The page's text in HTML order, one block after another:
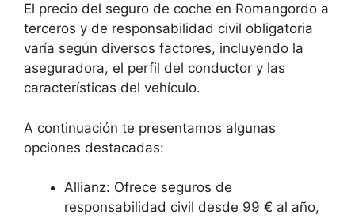
El precio del seguro de coche en Romangordo a
terceros y de responsabilidad civil obligatoria
varía según diversos factores, incluyendo la
aseguradora, el perfil del conductor y las
características del vehículo.
A continuación te presentamos algunas
opciones destacadas:
Allianz: Ofrece seguros de
responsabilidad civil desde 99 € al año,